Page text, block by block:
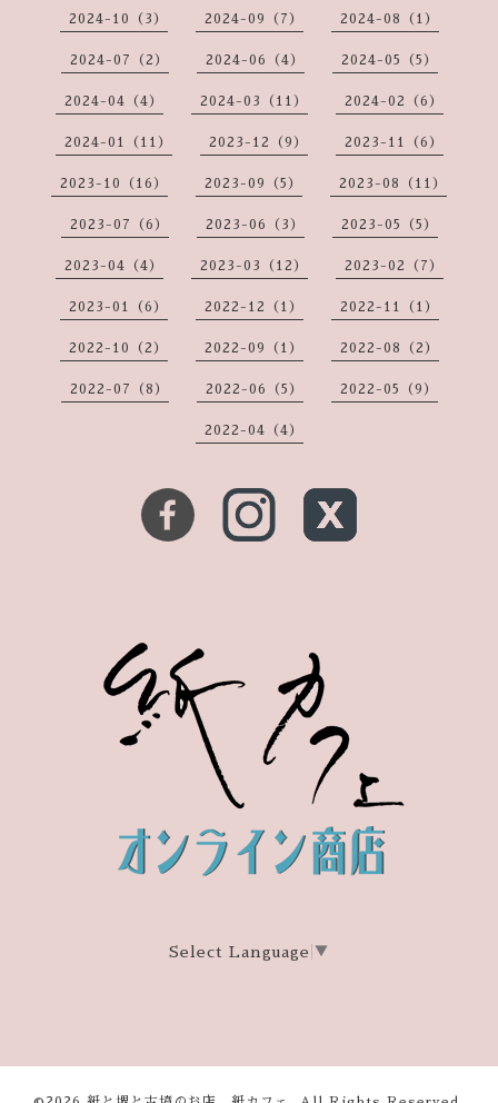
2024-10（3） 2024-09（7） 2024-08（1）
2024-07（2） 2024-06（4） 2024-05（5）
2024-04（4） 2024-03（11） 2024-02（6）
2024-01（11） 2023-12（9） 2023-11（6）
2023-10（16） 2023-09（5） 2023-08（11）
2023-07（6） 2023-06（3） 2023-05（5）
2023-04（4） 2023-03（12） 2023-02（7）
2023-01（6） 2022-12（1） 2022-11（1）
2022-10（2） 2022-09（1） 2022-08（2）
2022-07（8） 2022-06（5） 2022-05（9）
2022-04（4）
Select Language ▼